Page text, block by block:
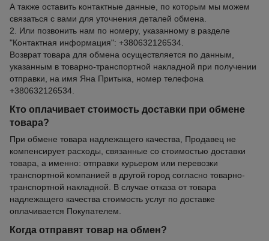
А также оставить контактные данные, по которым мы можем
связаться с вами для уточнения деталей обмена.
2. Или позвонить нам по номеру, указанному в разделе
"Контактная информация": +380632126534.
Возврат товара для обмена осуществляется по данным,
указанным в товарно-транспортной накладной при получении
отправки, на имя Яна Притыка, номер телефона
+380632126534.
Кто оплачивает стоимость доставки при обмене
товара?
При обмене товара надлежащего качества, Продавец не
компенсирует расходы, связанные со стоимостью доставки
товара, а именно: отправки курьером или перевозки
транспортной компанией в другой город согласно товарно-
транспортной накладной. В случае отказа от товара
надлежащего качества стоимость услуг по доставке
оплачивается Покупателем.
Когда отправят товар на обмен?